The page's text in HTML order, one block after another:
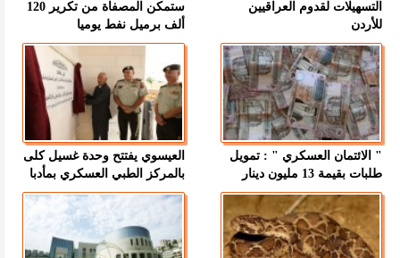
التسهيلات لقدوم العراقيين
للأردن
ستمكن المصفاة من تكرير 120
ألف برميل نفط يوميا
" الائتمان العسكري " : تمويل
طلبات بقيمة 13 مليون دينار
العيسوي يفتتح وحدة غسيل كلى
بالمركز الطبي العسكري بمأدبا